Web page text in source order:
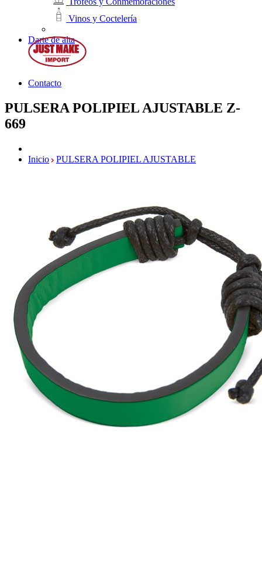
Vinos y Coctelería
Darte de alta
Contacto
PULSERA POLIPIEL AJUSTABLE Z-
669
Inicio PULSERA POLIPIEL AJUSTABLE